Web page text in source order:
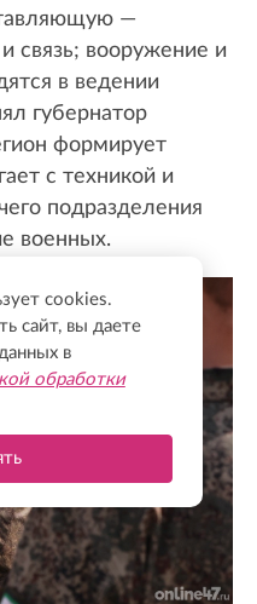
—
связь; вооружение и
в ведении
губернатор
формирует
с техникой и
подразделения
военных.
cookies.
сайт, вы даете
в
обработки